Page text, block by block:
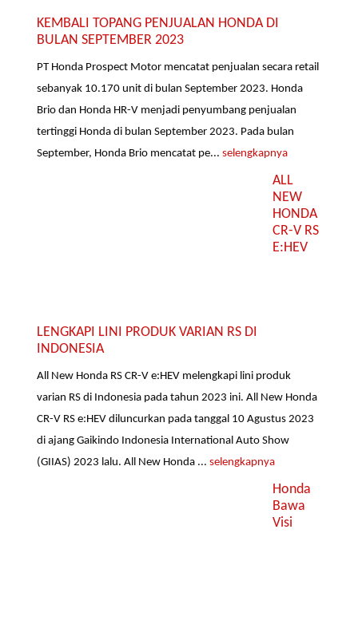
KEMBALI TOPANG PENJUALAN HONDA DI
BULAN SEPTEMBER 2023
PT Honda Prospect Motor mencatat penjualan secara retail
sebanyak 10.170 unit di bulan September 2023. Honda
Brio dan Honda HR-V menjadi penyumbang penjualan
tertinggi Honda di bulan September 2023. Pada bulan
September, Honda Brio mencatat pe...selengkapnya
ALL
NEW
HONDA
CR-V RS
E:HEV
LENGKAPI LINI PRODUK VARIAN RS DI
INDONESIA
All New Honda RS CR-V e:HEV melengkapi lini produk
varian RS di Indonesia pada tahun 2023 ini. All New Honda
CR-V RS e:HEV diluncurkan pada tanggal 10 Agustus 2023
di ajang Gaikindo Indonesia International Auto Show
(GIIAS) 2023 lalu. All New Honda ...selengkapnya
Honda
Bawa
Visi